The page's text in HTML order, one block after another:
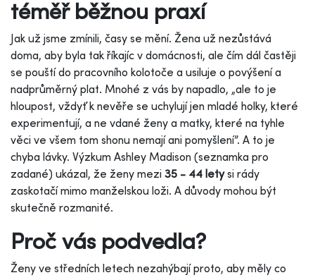
téměř běžnou praxí
Jak už jsme zmínili, časy se mění. Žena už nezůstává
doma, aby byla tak říkajíc v domácnosti, ale čím dál častěji
se pouští do pracovního kolotoče a usiluje o povýšení a
nadprůměrný plat. Mnohé z vás by napadlo, „ale to je
hloupost, vždyť k nevěře se uchylují jen mladé holky, které
experimentují, a ne vdané ženy a matky, které na tyhle
věci ve všem tom shonu nemají ani pomyšlení”. A to je
chyba lávky. Výzkum Ashley Madison (seznamka pro
zadané) ukázal, že ženy mezi 35 - 44 letysi rády
zaskotačí mimo manželskou loži. A důvody mohou být
skutečně rozmanité.
Proč vás podvedla?
Ženy ve středních letech nezahýbají proto, aby měly co